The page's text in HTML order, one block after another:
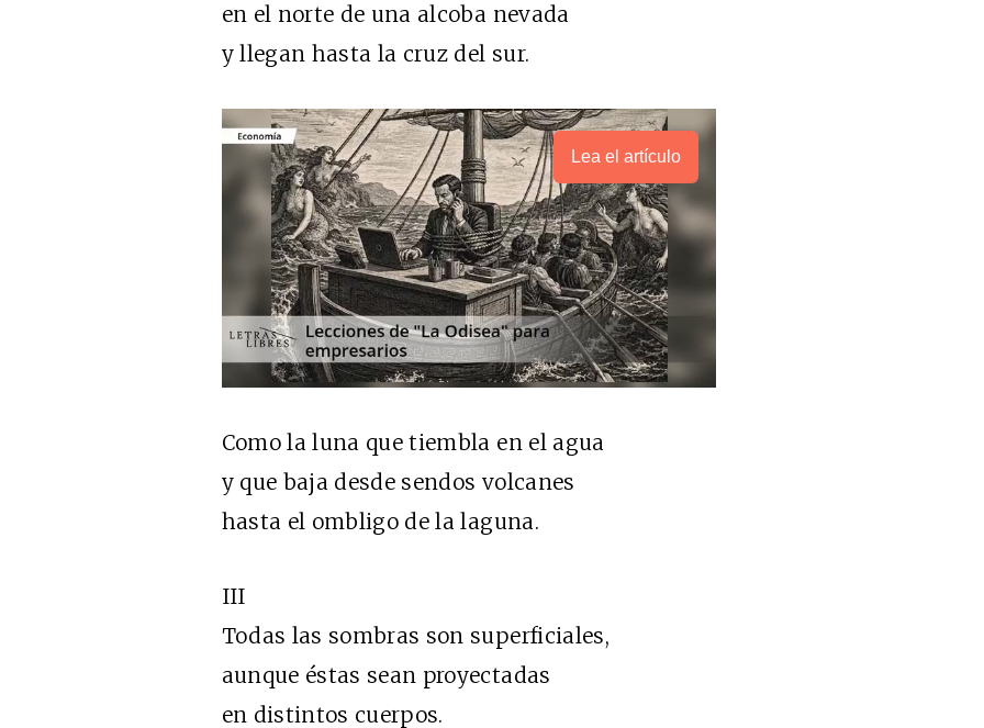
en el norte de una alcoba nevada
y llegan hasta la cruz del sur.
Lea el artículo
Como la luna que tiembla en el agua
y que baja desde sendos volcanes
hasta el ombligo de la laguna.
III
Todas las sombras son superficiales,
aunque éstas sean proyectadas
en distintos cuerpos.